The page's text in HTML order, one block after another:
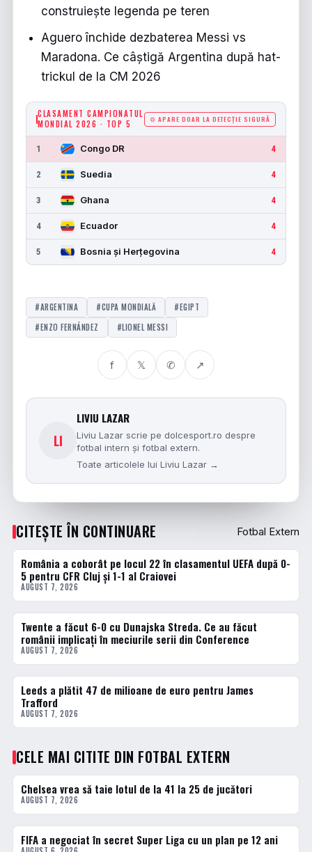
construiește legenda pe teren
Aguero închide dezbaterea Messi vs
Maradona. Ce câștigă Argentina după hat-
trickul de la CM 2026
CLASAMENT CAMPIONATUL
MONDIAL 2026 · TOP 5
⚙ APARE DOAR LA DETECȚIE SIGURĂ
1 Congo DR 4
2 Suedia 4
3 Ghana 4
4 Ecuador 4
5 Bosnia și Herțegovina 4
#ARGENTINA #CUPA MONDIALĂ
#EGIPT
#ENZO FERNÁNDEZ
#LIONEL MESSI
f 𝕏 ✆ ↗
LI
LIVIU LAZAR
Liviu Lazar scrie pe dolcesport.ro despre
fotbal intern și fotbal extern.
Toate articolele lui Liviu Lazar →
CITEȘTE ÎN CONTINUARE Fotbal Extern
FOTBAL EXTERN
România a coborât pe locul 22 în clasamentul UEFA după 0-
5 pentru CFR Cluj și 1-1 al Craiovei
AUGUST 7, 2026
FOTBAL EXTERN
Twente a făcut 6-0 cu Dunajska Streda. Ce au făcut
românii implicați în meciurile serii din Conference
AUGUST 7, 2026
FOTBAL EXTERN
Leeds a plătit 47 de milioane de euro pentru James
Trafford
AUGUST 7, 2026
CELE MAI CITITE DIN FOTBAL EXTERN
1 · TOP
Chelsea vrea să taie lotul de la 41 la 25 de jucători
AUGUST 7, 2026
2 · TOP
FIFA a negociat în secret Super Liga cu un plan pe 12 ani